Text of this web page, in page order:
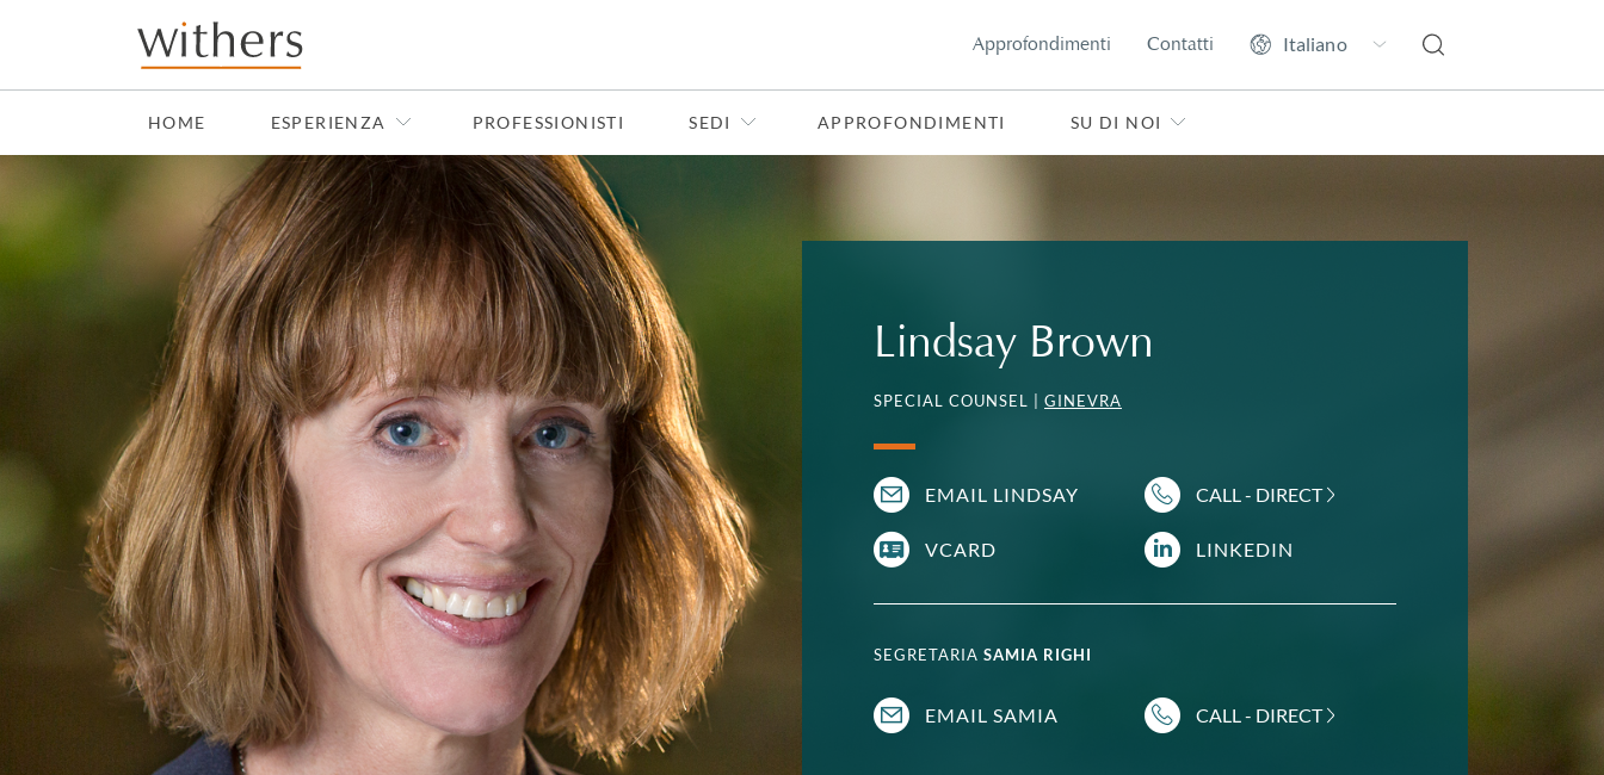
Skip to main content
Approfondimenti Contatti
HOME ESPERIENZA PROFESSIONISTI SEDI APPROFONDIMENTI SU DI NOI
Lindsay Brown
SPECIAL COUNSEL | GINEVRA
EMAIL LINDSAY CALL - DIRECT
VCARD LINKEDIN
SEGRETARIA SAMIA RIGHI
EMAIL SAMIA CALL - DIRECT